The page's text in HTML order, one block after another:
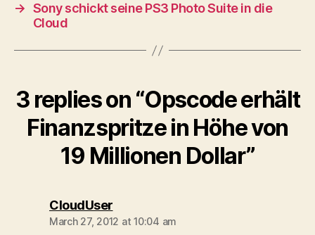
→ Sony schickt seine PS3 Photo Suite in die
Cloud
3 replies on “Opscode erhält
Finanzspritze in Höhe von
19 Millionen Dollar”
CloudUsersays:
March 27, 2012 at 10:04 am